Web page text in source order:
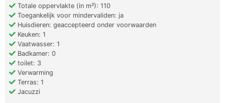
Totale oppervlakte (in m²): 110
Toegankelijk voor mindervaliden: ja
Huisdieren: geaccepteerd onder voorwaarden
Keuken: 1
Vaatwasser: 1
Badkamer: 0
toilet: 3
Verwarming
Terras: 1
Jacuzzi